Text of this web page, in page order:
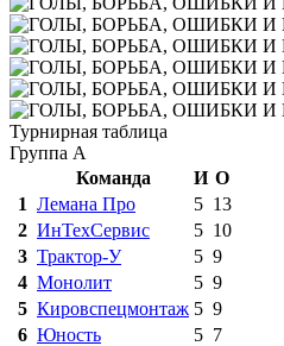
Турнирная таблица
Группа А
Команда
И О
1 Лемана Про 5 13
2 ИнТехСервис 5 10
3 Трактор-У 5 9
4 Монолит 5 9
5 Кировспецмонтаж 5 9
6 Юность 5 7